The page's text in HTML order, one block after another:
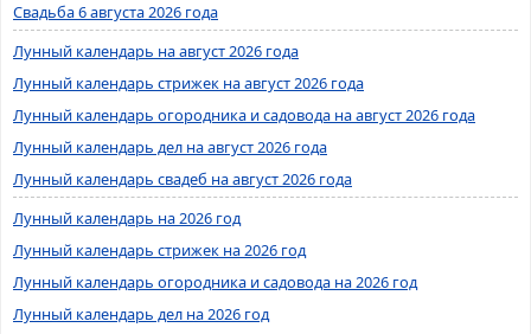
Свадьба 6 августа 2026 года
Лунный календарь на август 2026 года
Лунный календарь стрижек на август 2026 года
Лунный календарь огородника и садовода на август 2026 года
Лунный календарь дел на август 2026 года
Лунный календарь свадеб на август 2026 года
Лунный календарь на 2026 год
Лунный календарь стрижек на 2026 год
Лунный календарь огородника и садовода на 2026 год
Лунный календарь дел на 2026 год